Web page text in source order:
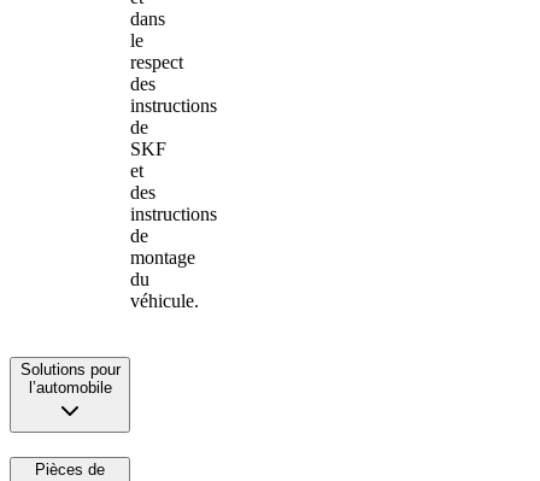
dans
le
respect
des
instructions
de
SKF
et
des
instructions
de
montage
du
véhicule.
Solutions pour
l’automobile
Pièces de